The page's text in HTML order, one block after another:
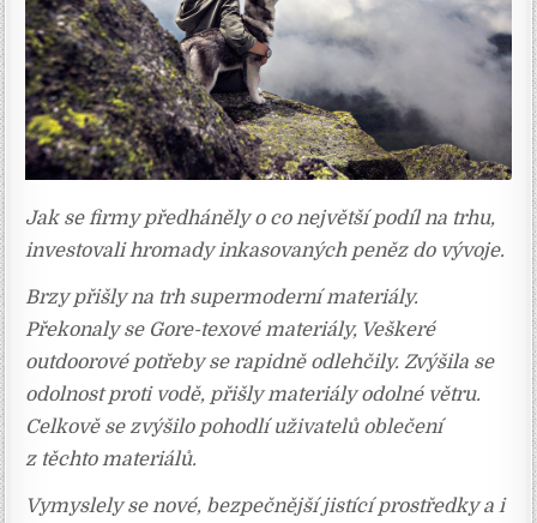
Jak se firmy předháněly o co největší podíl na trhu,
investovali hromady inkasovaných peněz do vývoje.
Brzy přišly na trh supermoderní materiály.
Překonaly se Gore-texové materiály, Veškeré
outdoorové potřeby se rapidně odlehčily. Zvýšila se
odolnost proti vodě, přišly materiály odolné větru.
Celkově se zvýšilo pohodlí uživatelů oblečení
z těchto materiálů.
Vymyslely se nové, bezpečnější jistící prostředky a i